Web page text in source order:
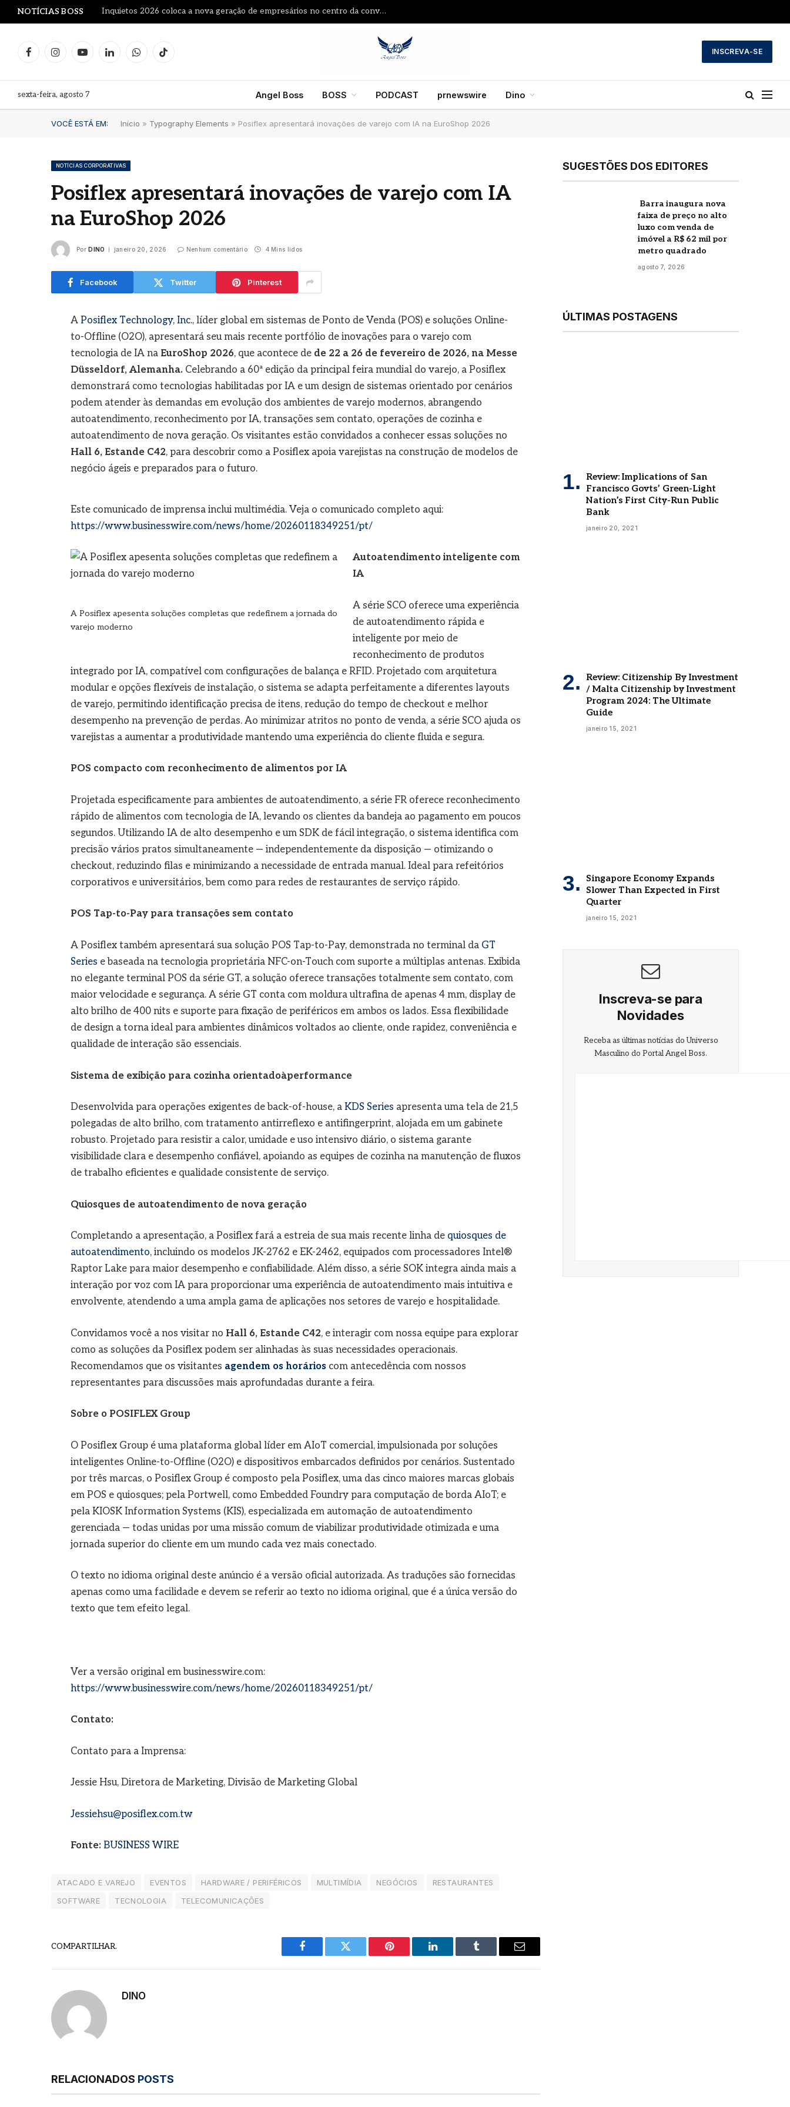
NOTÍCIAS BOSS Inquietos 2026 coloca a nova geração de empresários no centro da conversa sobre negócios
FacebookInstagramYouTubeLinkedInWhatsAppTikTok
INSCREVA-SE
sexta-feira, agosto 7 Angel Boss BOSS PODCAST prnewswire Dino
VOCÊ ESTÁ EM: Início » Typography Elements » Posiflex apresentará inovações de varejo com IA na EuroShop 2026
NOTÍCIAS CORPORATIVAS
Posiflex apresentará inovações de varejo com IA
na EuroShop 2026
Por DINO janeiro 20, 2026 Nenhum comentário 4 Mins lidos
Facebook Twitter Pinterest
A Posiflex Technology, Inc., líder global em sistemas de Ponto de Venda (POS) e soluções Online-
to-Offline (O2O), apresentará seu mais recente portfólio de inovações para o varejo com
tecnologia de IA na EuroShop 2026, que acontece de de 22 a 26 de fevereiro de 2026, na Messe
Düsseldorf, Alemanha. Celebrando a 60ª edição da principal feira mundial do varejo, a Posiflex
demonstrará como tecnologias habilitadas por IA e um design de sistemas orientado por cenários
podem atender às demandas em evolução dos ambientes de varejo modernos, abrangendo
autoatendimento, reconhecimento por IA, transações sem contato, operações de cozinha e
autoatendimento de nova geração. Os visitantes estão convidados a conhecer essas soluções no
Hall 6, Estande C42, para descobrir como a Posiflex apoia varejistas na construção de modelos de
negócio ágeis e preparados para o futuro.
Este comunicado de imprensa inclui multimédia. Veja o comunicado completo aqui:
https://www.businesswire.com/news/home/20260118349251/pt/
A Posiflex apesenta soluções completas que redefinem a jornada do
varejo moderno
Autoatendimento inteligente com
IA
A série SCO oferece uma experiência
de autoatendimento rápida e
inteligente por meio de
reconhecimento de produtos
integrado por IA, compatível com configurações de balança e RFID. Projetado com arquitetura
modular e opções flexíveis de instalação, o sistema se adapta perfeitamente a diferentes layouts
de varejo, permitindo identificação precisa de itens, redução do tempo de checkout e melhor
desempenho na prevenção de perdas. Ao minimizar atritos no ponto de venda, a série SCO ajuda os
varejistas a aumentar a produtividade mantendo uma experiência do cliente fluida e segura.
POS compacto com reconhecimento de alimentos por IA
Projetada especificamente para ambientes de autoatendimento, a série FR oferece reconhecimento
rápido de alimentos com tecnologia de IA, levando os clientes da bandeja ao pagamento em poucos
segundos. Utilizando IA de alto desempenho e um SDK de fácil integração, o sistema identifica com
precisão vários pratos simultaneamente — independentemente da disposição — otimizando o
checkout, reduzindo filas e minimizando a necessidade de entrada manual. Ideal para refeitórios
corporativos e universitários, bem como para redes de restaurantes de serviço rápido.
POS Tap-to-Pay para transações sem contato
A Posiflex também apresentará sua solução POS Tap-to-Pay, demonstrada no terminal da GT
Series e baseada na tecnologia proprietária NFC-on-Touch com suporte a múltiplas antenas. Exibida
no elegante terminal POS da série GT, a solução oferece transações totalmente sem contato, com
maior velocidade e segurança. A série GT conta com moldura ultrafina de apenas 4 mm, display de
alto brilho de 400 nits e suporte para fixação de periféricos em ambos os lados. Essa flexibilidade
de design a torna ideal para ambientes dinâmicos voltados ao cliente, onde rapidez, conveniência e
qualidade de interação são essenciais.
Sistema de exibição para cozinha orientadoàperformance
Desenvolvida para operações exigentes de back-of-house, a KDS Series apresenta uma tela de 21,5
polegadas de alto brilho, com tratamento antirreflexo e antifingerprint, alojada em um gabinete
robusto. Projetado para resistir a calor, umidade e uso intensivo diário, o sistema garante
visibilidade clara e desempenho confiável, apoiando as equipes de cozinha na manutenção de fluxos
de trabalho eficientes e qualidade consistente de serviço.
Quiosques de autoatendimento de nova geração
Completando a apresentação, a Posiflex fará a estreia de sua mais recente linha de quiosques de
autoatendimento, incluindo os modelos JK-2762 e EK-2462, equipados com processadores Intel®
Raptor Lake para maior desempenho e confiabilidade. Além disso, a série SOK integra ainda mais a
interação por voz com IA para proporcionar uma experiência de autoatendimento mais intuitiva e
envolvente, atendendo a uma ampla gama de aplicações nos setores de varejo e hospitalidade.
Convidamos você a nos visitar no Hall 6, Estande C42, e interagir com nossa equipe para explorar
como as soluções da Posiflex podem ser alinhadas às suas necessidades operacionais.
Recomendamos que os visitantes agendem os horárioscom antecedência com nossos
representantes para discussões mais aprofundadas durante a feira.
Sobre o POSIFLEX Group
O Posiflex Group é uma plataforma global líder em AIoT comercial, impulsionada por soluções
inteligentes Online-to-Offline (O2O) e dispositivos embarcados definidos por cenários. Sustentado
por três marcas, o Posiflex Group é composto pela Posiflex, uma das cinco maiores marcas globais
em POS e quiosques; pela Portwell, como Embedded Foundry para computação de borda AIoT; e
pela KIOSK Information Systems (KIS), especializada em automação de autoatendimento
gerenciada — todas unidas por uma missão comum de viabilizar produtividade otimizada e uma
jornada superior do cliente em um mundo cada vez mais conectado.
O texto no idioma original deste anúncio é a versão oficial autorizada. As traduções são fornecidas
apenas como uma facilidade e devem se referir ao texto no idioma original, que é a única versão do
texto que tem efeito legal.
Ver a versão original em businesswire.com:
https://www.businesswire.com/news/home/20260118349251/pt/
Contato:
Contato para a Imprensa:
Jessie Hsu, Diretora de Marketing, Divisão de Marketing Global
Jessiehsu@posiflex.com.tw
Fonte: BUSINESS WIRE
ATACADO E VAREJO EVENTOS HARDWARE / PERIFÉRICOS MULTIMÍDIA NEGÓCIOS
RESTAURANTES
SOFTWARE
TECNOLOGIA TELECOMUNICAÇÕES
COMPARTILHAR.
Facebook Twitter Pinterest LinkedIn Tumblr
E-
DINO
RELACIONADOS POSTS
SUGESTÕES DOS EDITORES
Barra inaugura nova
faixa de preço no alto
luxo com venda de
imóvel a R$ 62 mil por
metro quadrado
agosto 7, 2026
ÚLTIMAS POSTAGENS
Review: Implications of San
Francisco Govts’ Green-Light
Nation’s First City-Run Public
Bank
janeiro 20, 2021
Review: Citizenship By Investment
/ Malta Citizenship by Investment
Program 2024: The Ultimate
Guide
janeiro 15, 2021
Singapore Economy Expands
Slower Than Expected in First
Quarter
janeiro 15, 2021
Inscreva-se para
Novidades
Receba as últimas notícias do Universo
Masculino do Portal Angel Boss.